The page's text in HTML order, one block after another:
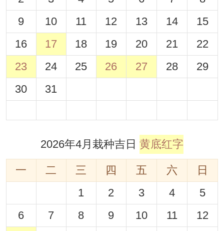
9
10 11 12 13 14
15
16
17 18 19 20 21
22
23
24 25 26 27 28
29
30
31
2026年4月栽种吉日 黄底红字
一 二 三 四 五 六
日
1
2 3 4
5
6
7 8 9 10 11
12